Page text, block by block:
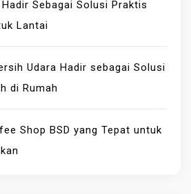
Sebagai Solusi Praktis
Lantai
Udara Hadir sebagai Solusi
di Rumah
Shop BSD yang Tepat untuk